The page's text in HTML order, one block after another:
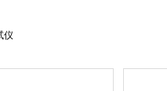
仪